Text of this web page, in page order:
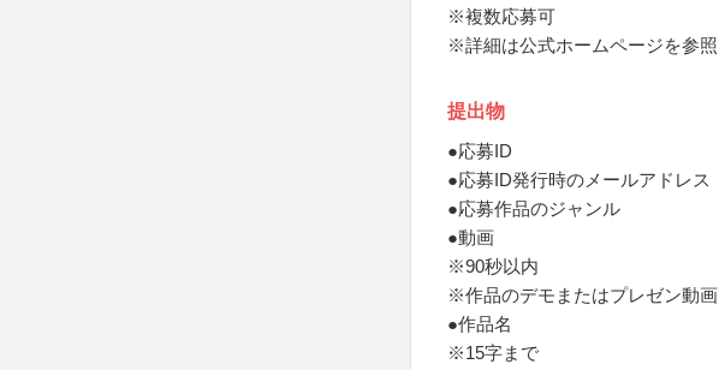
※複数応募可
※詳細は公式ホームページを参照
提出物
●応募ID
●応募ID発行時のメールアドレス
●応募作品のジャンル
●動画
※90秒以内
※作品のデモまたはプレゼン動画
●作品名
※15字まで